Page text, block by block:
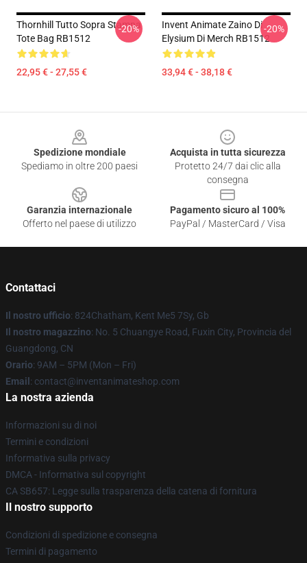
Thornhill Tutto Sopra Stampa
Tote Bag RB1512
22,95 € - 27,55 €
-20%
Invent Animate Zaino Di
Elysium Di Merch RB1512
33,94 € - 38,18 €
-20%
Spedizione mondiale
Spediamo in oltre 200 paesi
Acquista in tutta sicurezza
Protetto 24/7 dai clic alla
consegna
Garanzia internazionale
Offerto nel paese di utilizzo
Pagamento sicuro al 100%
PayPal / MasterCard / Visa
Contattaci
Il nostro ufficio: 824Chatham, Kent Me5 7Sy, Gb
Il nostro magazzino: No. 5 Chuangye Road, Fuxin City, Provincia del
Guangdong, CN
Orario: 9AM – 5PM (Mon – Fri)
Email : contact@inventanimateshop.com
La nostra azienda
Informazioni su di noi
Termini e condizioni
Informativa sulla privacy
DMCA - Informativa sul copyright
CA SB657: Legge sulla trasparenza della catena di fornitura
Il nostro supporto
Condizioni di spedizione e consegna
Termini di pagamento